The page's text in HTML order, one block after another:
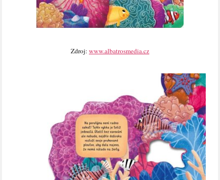
Zdroj: www.albatrosmedia.cz